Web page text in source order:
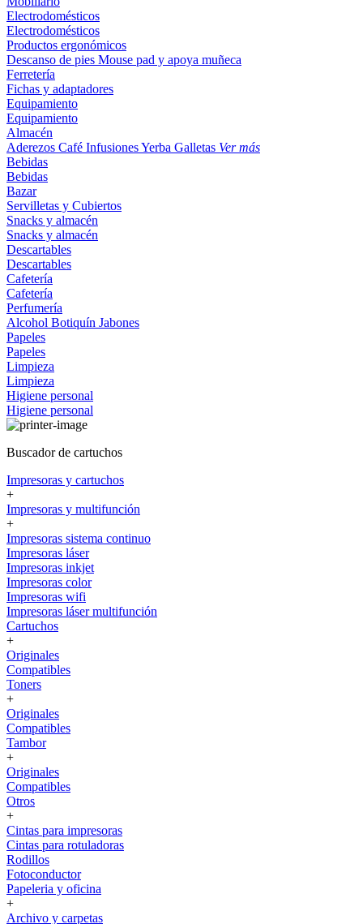
Electrodomésticos
Electrodomésticos
Productos ergonómicos
Descanso de pies Mouse pad y apoya muñeca
Ferretería
Fichas y adaptadores
Equipamiento
Equipamiento
Almacén
Aderezos Café InfusionesYerba Galletas Ver más
Bebidas
Bebidas
Bazar
Servilletas y Cubiertos
Snacks y almacén
Snacks y almacén
Descartables
Descartables
Cafetería
Cafetería
Perfumería
Alcohol Botiquín Jabones
Papeles
Papeles
Limpieza
Limpieza
Higiene personal
Higiene personal
Buscador de cartuchos
Impresoras y cartuchos
+
Impresoras y multifunción
+
Impresoras sistema continuo
Impresoras láser
Impresoras inkjet
Impresoras color
Impresoras wifi
Impresoras láser multifunción
Cartuchos
+
Originales
Compatibles
Toners
+
Originales
Compatibles
Tambor
+
Originales
Compatibles
Otros
+
Cintas para impresoras
Cintas para rotuladoras
Rodillos
Fotoconductor
Papeleria y oficina
+
Archivo y carpetas